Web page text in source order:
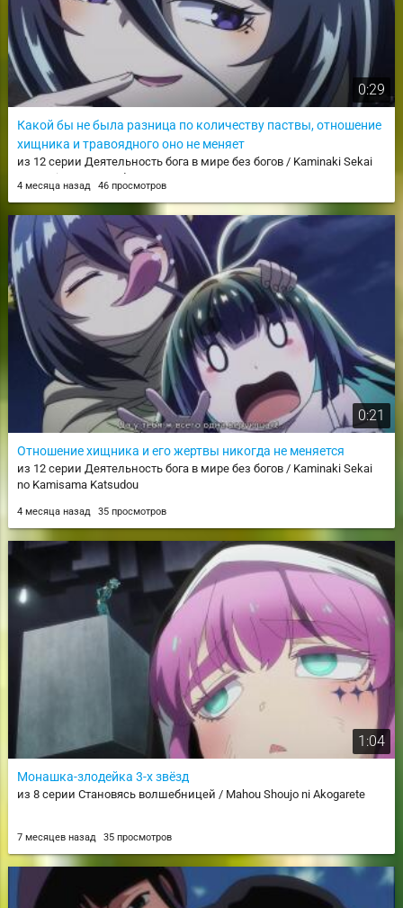
0:29
Какой бы не была разница по количеству паствы, отношение
хищника и травоядного оно не меняет
из 12 серии Деятельность бога в мире без богов / Kaminaki Sekai
no Kamisama Katsudou
4 месяца назад 46 просмотров
0:21
Отношение хищника и его жертвы никогда не меняется
из 12 серии Деятельность бога в мире без богов / Kaminaki Sekai
no Kamisama Katsudou
4 месяца назад 35 просмотров
1:04
Монашка-злодейка 3-х звёзд
из 8 серии Становясь волшебницей / Mahou Shoujo ni Akogarete
7 месяцев назад 35 просмотров